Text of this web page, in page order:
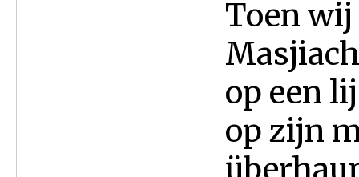
Toen wij
op een
op zijn